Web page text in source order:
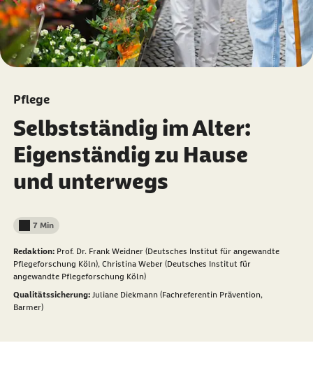
Pflege
Selbstständig im Alter:
Eigenständig zu Hause
und unterwegs
Lesedauer weniger als
7 Min
Redaktion: Prof. Dr. Frank Weidner (Deutsches Institut für angewandte
Pflegeforschung Köln), Christina Weber (Deutsches Institut für
angewandte Pflegeforschung Köln)
Qualitätssicherung: Juliane Diekmann (Fachreferentin Prävention,
Barmer)